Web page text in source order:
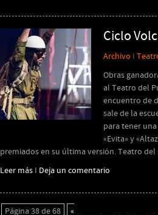
Ciclo
Archivo I
Obras
al Teatro del
encuentro de
sale de la
para tener
«Evita» y
premiados en su última versión. Teatro
Leer más I Deja un comentario
Página 38 de 68
«